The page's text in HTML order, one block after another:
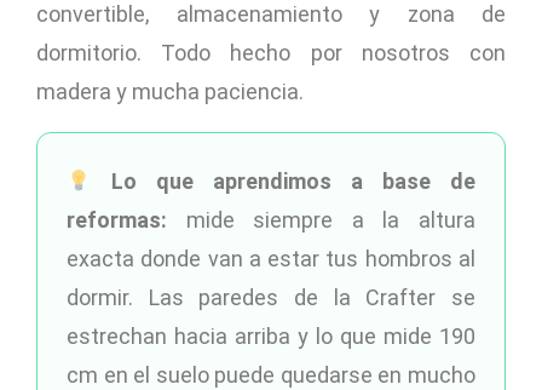
convertible, almacenamiento y zona de
dormitorio. Todo hecho por nosotros con
madera y mucha paciencia.
Lo que aprendimos a base de
reformas: mide siempre a la altura
exacta donde van a estar tus hombros al
dormir. Las paredes de la Crafter se
estrechan hacia arriba y lo que mide 190
cm en el suelo puede quedarse en mucho